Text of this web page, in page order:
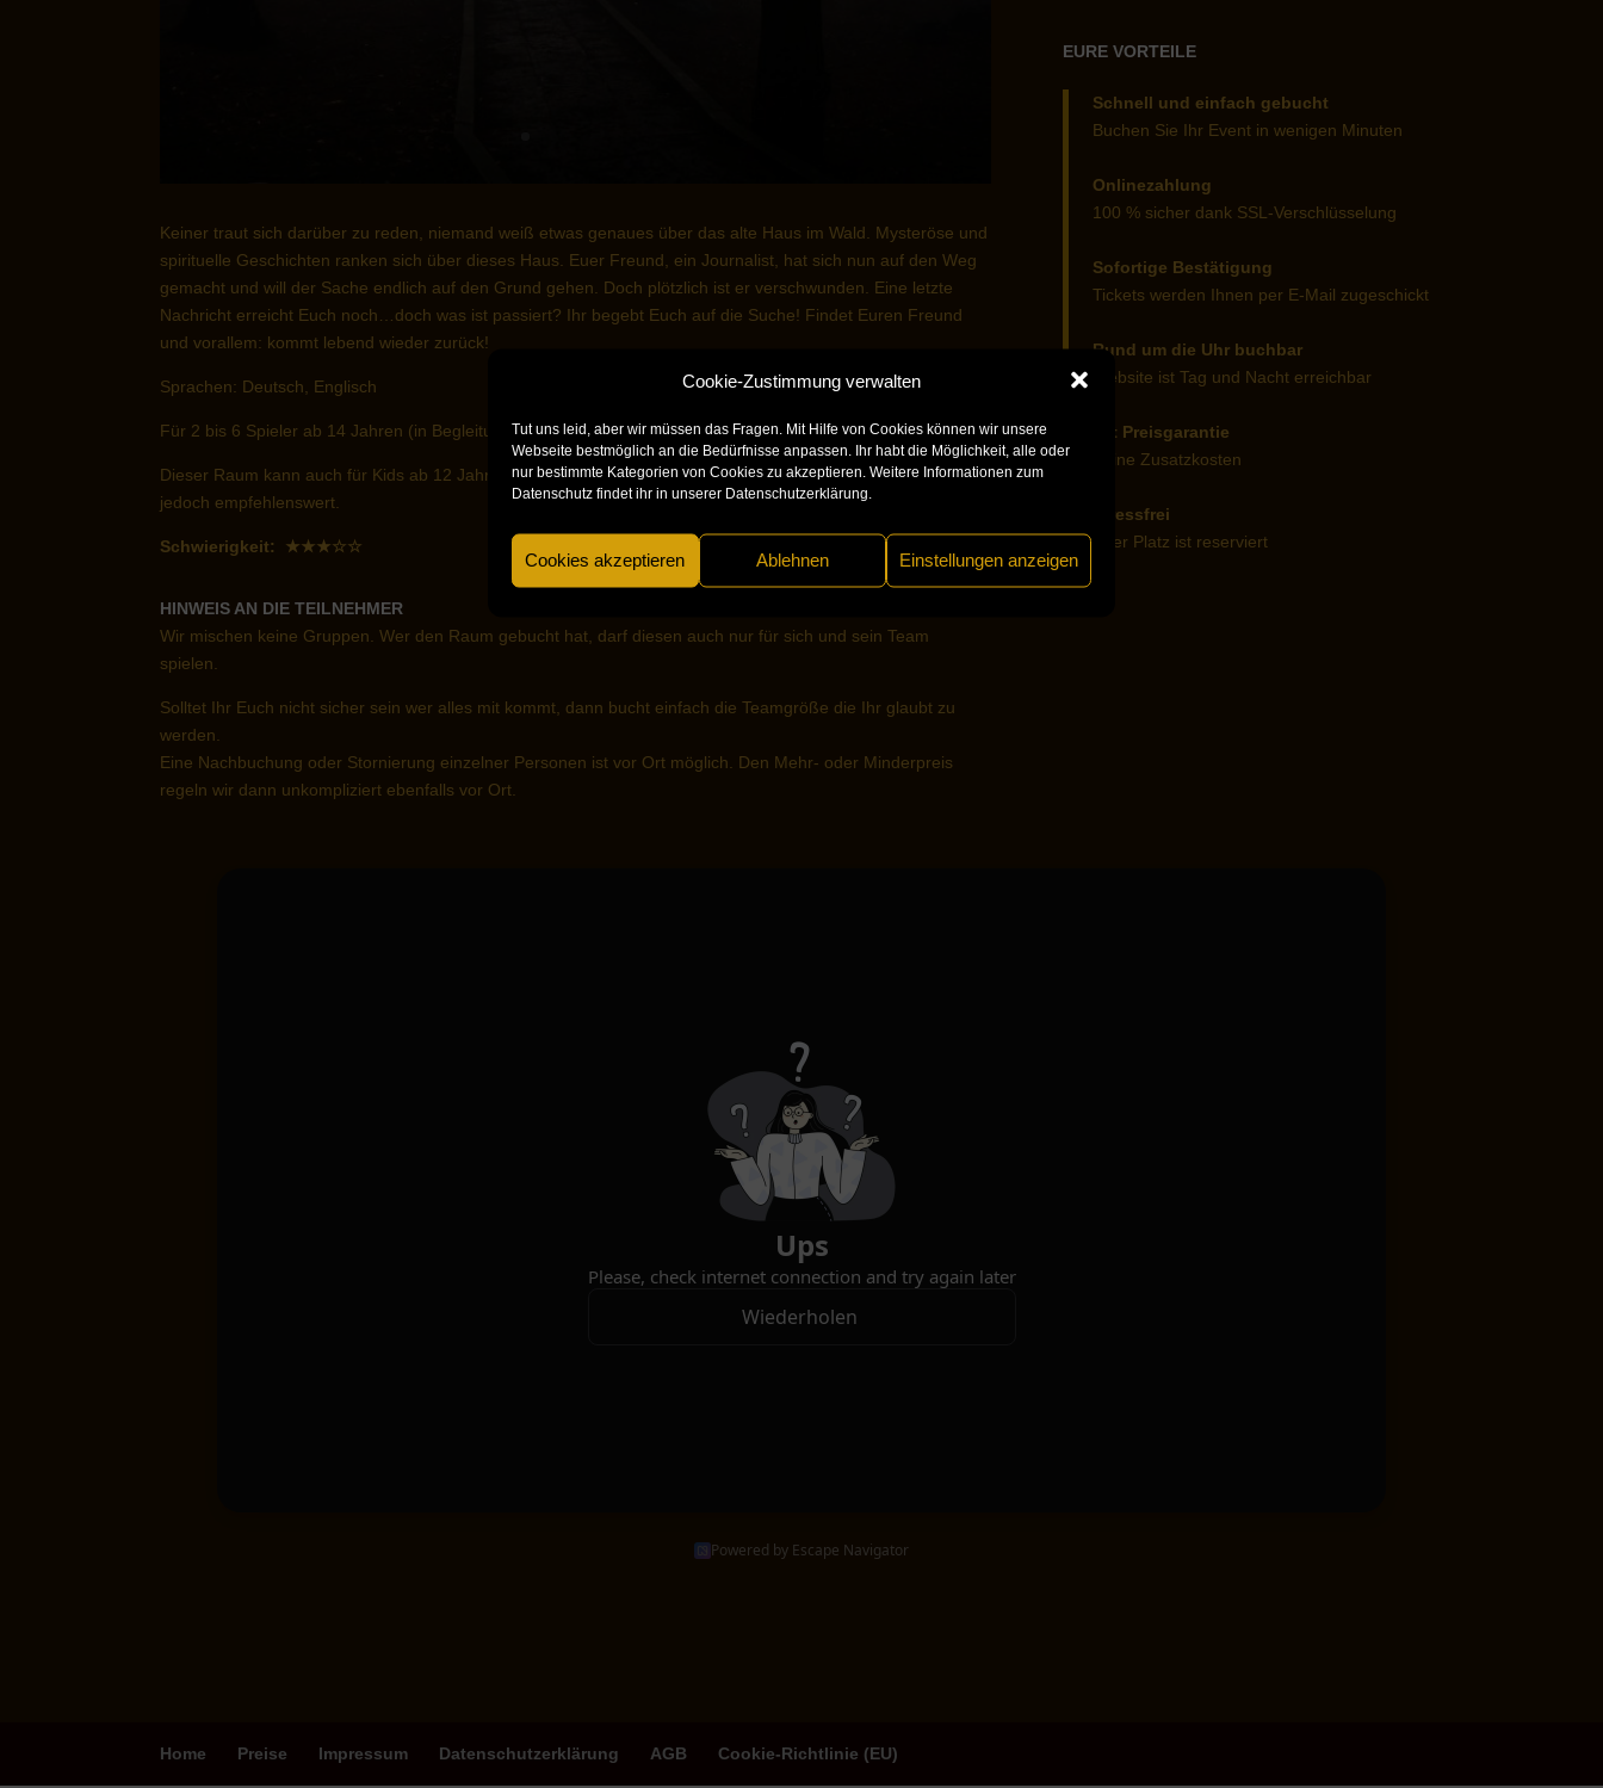
Cookie-Zustimmung verwalten
Tut uns leid, aber wir müssen das Fragen. Mit Hilfe von Cookies können wir unsere
Webseite bestmöglich an die Bedürfnisse anpassen. Ihr habt die Möglichkeit, alle oder
nur bestimmte Kategorien von Cookies zu akzeptieren. Weitere Informationen zum
Datenschutz findet ihr in unserer Datenschutzerklärung.
Cookies akzeptieren Ablehnen Einstellungen anzeigen
Keiner traut sich darüber zu reden, niemand weiß etwas genaues über das alte Haus im Wald. Mysteröse und
spirituelle Geschichten ranken sich über dieses Haus. Euer Freund, ein Journalist, hat sich nun auf den Weg
gemacht und will der Sache endlich auf den Grund gehen. Doch plötzlich ist er verschwunden. Eine letzte
Nachricht erreicht Euch noch…doch was ist passiert? Ihr begebt Euch auf die Suche! Findet Euren Freund
und vorallem: kommt lebend wieder zurück!
Sprachen: Deutsch, Englisch
Für 2 bis 6 Spieler ab 14 Jahren (in Begleitung von Erwachsenen auch jünger)
Dieser Raum kann auch für Kids ab 12 Jahren „downgegradet“ werden, eine Erwachsene Begleitperson ist
jedoch empfehlenswert.
Schwierigkeit: ★★★☆☆
HINWEIS AN DIE TEILNEHMER
Wir mischen keine Gruppen. Wer den Raum gebucht hat, darf diesen auch nur für sich und sein Team
spielen.
Solltet Ihr Euch nicht sicher sein wer alles mit kommt, dann bucht einfach die Teamgröße die Ihr glaubt zu
werden.
Eine Nachbuchung oder Stornierung einzelner Personen ist vor Ort möglich. Den Mehr- oder Minderpreis
regeln wir dann unkompliziert ebenfalls vor Ort.
EURE VORTEILE
Schnell und einfach gebucht
Buchen Sie Ihr Event in wenigen Minuten
Onlinezahlung
100 % sicher dank SSL-Verschlüsselung
Sofortige Bestätigung
Tickets werden Ihnen per E-Mail zugeschickt
Rund um die Uhr buchbar
Website ist Tag und Nacht erreichbar
Mit Preisgarantie
Keine Zusatzkosten
Stressfrei
Euer Platz ist reserviert
Powered by Escape Navigator
Home Preise Impressum Datenschutzerklärung AGB Cookie-Richtlinie (EU)